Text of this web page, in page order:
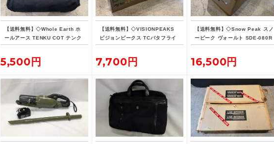
【送料無料】◇Whole Earth ホ
ールアース TENKU COT テンク
ウコット
5,500円
【送料無料】◇VISIONPEAKS
ビジョンピークス TCバタフライ
シェルターSOLO
7,700円
【送料無料】◇Snow Peak スノ
ーピーク ヴォールト SDE-080R
H
16,500円